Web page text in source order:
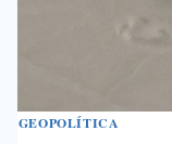
GEOPOLÍTICA